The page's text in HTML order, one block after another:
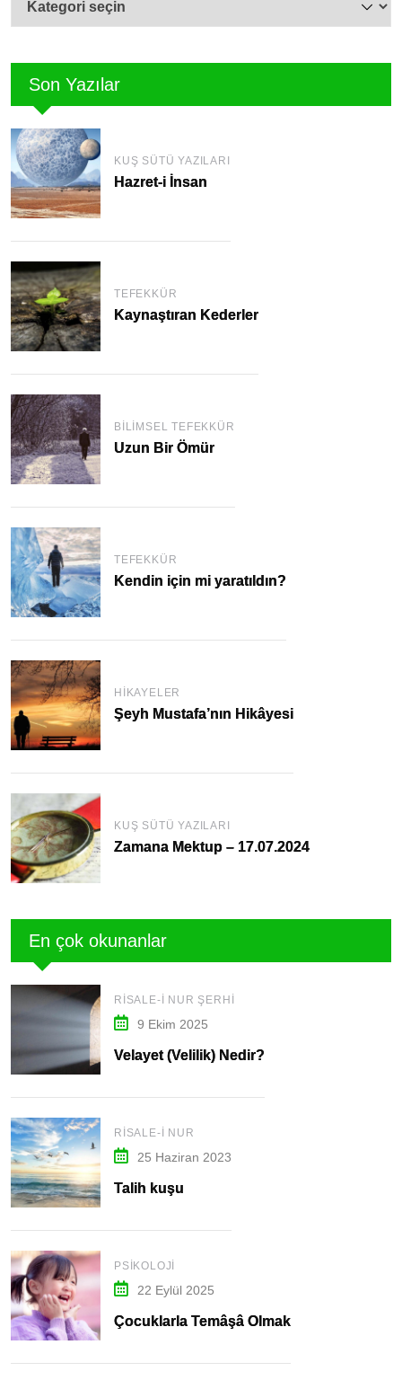
Son Yazılar
KUŞ SÜTÜ YAZILARI
Hazret-i İnsan
TEFEKKÜR
Kaynaştıran Kederler
BILIMSEL TEFEKKÜR
Uzun Bir Ömür
TEFEKKÜR
Kendin için mi yaratıldın?
HIKAYELER
Şeyh Mustafa’nın Hikâyesi
KUŞ SÜTÜ YAZILARI
Zamana Mektup – 17.07.2024
En çok okunanlar
RISALE-I NUR ŞERHI
9 Ekim 2025
Velayet (Velilik) Nedir?
RISALE-I NUR
25 Haziran 2023
Talih kuşu
PSIKOLOJI
22 Eylül 2025
Çocuklarla Temâşâ Olmak